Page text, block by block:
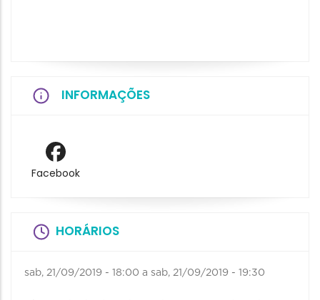
INFORMAÇÕES
Facebook
HORÁRIOS
sab, 21/09/2019 - 18:00 a sab, 21/09/2019 - 19:30